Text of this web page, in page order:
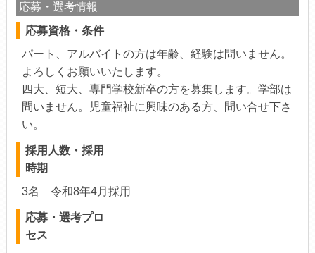
応募・選考情報
応募資格・条件
パート、アルバイトの方は年齢、経験は問いません。
よろしくお願いいたします。
四大、短大、専門学校新卒の方を募集します。学部は
問いません。児童福祉に興味のある方、問い合せ下さ
い。
採用人数・採用
時期
3名 令和8年4月採用
応募・選考プロ
セス